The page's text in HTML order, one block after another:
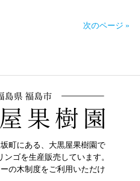
次のページ »
町にある、大黒屋果樹園で
ンゴを生産販売しています。
の木制度をご利用いただけ